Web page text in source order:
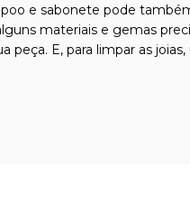
e sabonete pode
materiais e gemas
E, para limpar as